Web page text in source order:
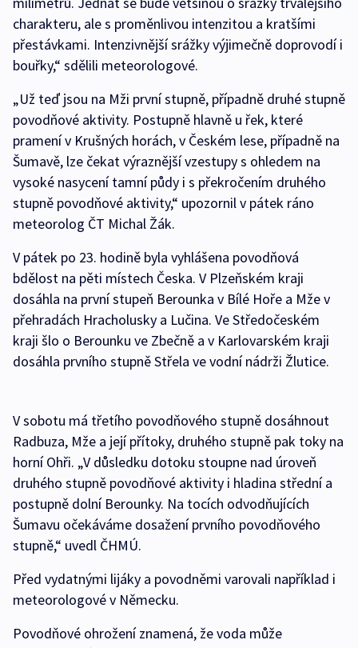
charakteru, ale s proměnlivou intenzitou a kratšími
přestávkami. Intenzivnější srážky výjimečně doprovodí i
bouřky,“ sdělili meteorologové.
„Už teď jsou na Mži první stupně, případně druhé stupně
povodňové aktivity. Postupně hlavně u řek, které
pramení v Krušných horách, v Českém lese, případně na
Šumavě, lze čekat výraznější vzestupy s ohledem na
vysoké nasycení tamní půdy i s překročením druhého
stupně povodňové aktivity,“ upozornil v pátek ráno
meteorolog ČT Michal Žák.
V pátek po 23. hodině byla vyhlášena povodňová
bdělost na pěti místech Česka. V Plzeňském kraji
dosáhla na první stupeň Berounka v Bílé Hoře a Mže v
přehradách Hracholusky a Lučina. Ve Středočeském
kraji šlo o Berounku ve Zbečně a v Karlovarském kraji
dosáhla prvního stupně Střela ve vodní nádrži Žlutice.
V sobotu má třetího povodňového stupně dosáhnout
Radbuza, Mže a její přítoky, druhého stupně pak toky na
horní Ohři. „V důsledku dotoku stoupne nad úroveň
druhého stupně povodňové aktivity i hladina střední a
postupně dolní Berounky. Na tocích odvodňujících
Šumavu očekáváme dosažení prvního povodňového
stupně,“ uvedl ČHMÚ.
Před vydatnými lijáky a povodněmi varovali například i
meteorologové v Německu.
Povodňové ohrožení znamená, že voda může